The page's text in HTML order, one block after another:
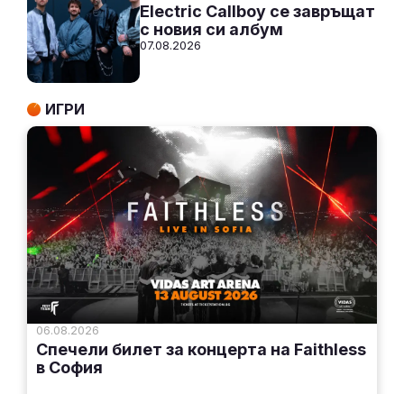
Electric Callboy се завръщат
с новия си албум
07.08.2026
ИГРИ
06.08.2026
Спечели билет за концерта на Faithless
в София